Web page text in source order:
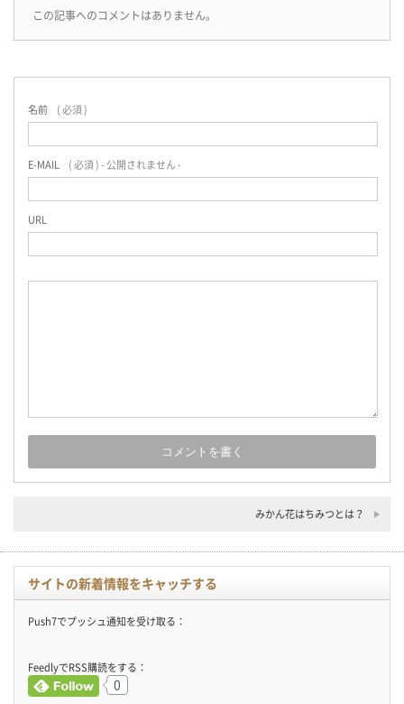
この記事へのコメントはありません。
名前 ( 必須 )
E-MAIL ( 必須 ) - 公開されません -
URL
みかん花はちみつとは？
サイトの新着情報をキャッチする
Push7でプッシュ通知を受け取る：
FeedlyでRSS購読をする：
0